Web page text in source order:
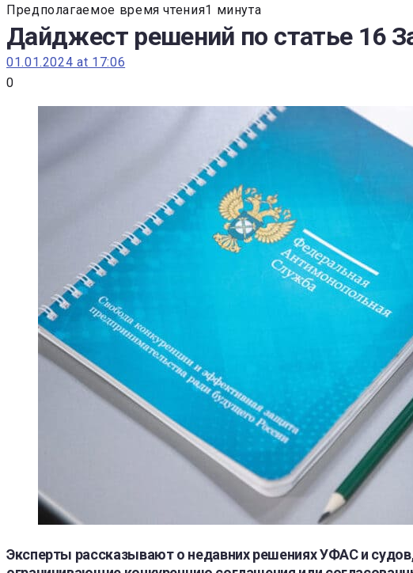
Предполагаемое время чтения1 минута
Дайджест решений по статье 16
01.01.2024 at 17:06
0
Эксперты рассказывают о недавних решениях УФАС и